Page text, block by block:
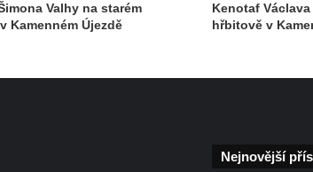
Valhy na starém
Kamenném Újezdě
Kenotaf
hřbitově v
Nejnovější